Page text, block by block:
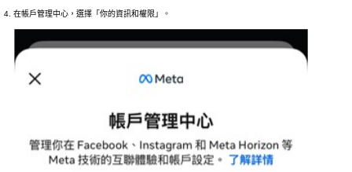
4. 在帳戶管理中心，選擇「你的資訊和權限」。